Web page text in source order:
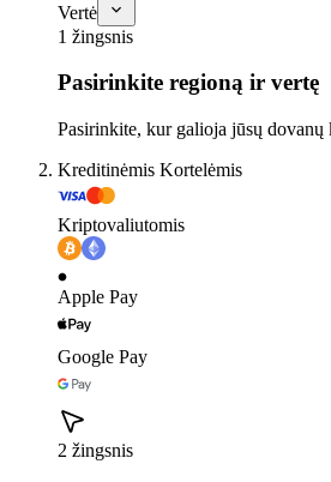
Vertė
1 žingsnis
Pasirinkite regioną ir vertę
Pasirinkite, kur galioja jūsų dovanų
Kreditinėmis Kortelėmis
Kriptovaliutomis
Apple Pay
Google Pay
2 žingsnis